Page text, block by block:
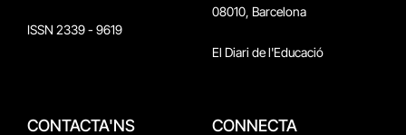
ISSN 2339 - 9619
08010, Barcelona
El Diari de l'Educació
CONTACTA'NS CONNECTA